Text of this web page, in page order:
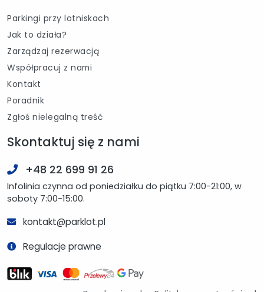
Parkingi przy lotniskach
Jak to działa?
Zarządzaj rezerwacją
Współpracuj z nami
Kontakt
Poradnik
Zgłoś nielegalną treść
Skontaktuj się z nami
+48 22 699 91 26
Infolinia czynna od poniedziałku do piątku 7:00-21:00, w
soboty 7:00-15:00.
kontakt@parklot.pl
Regulacje prawne